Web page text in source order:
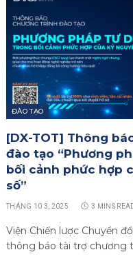
ĐÀO TẠO
[DX-TOT] Thông
đào tạo “Phương
bối cảnh phức hợp
số”
THÁNG 10 3, 2025 3 MINS
Viện Chiến lược Chuyển
thông báo tài trợ chương